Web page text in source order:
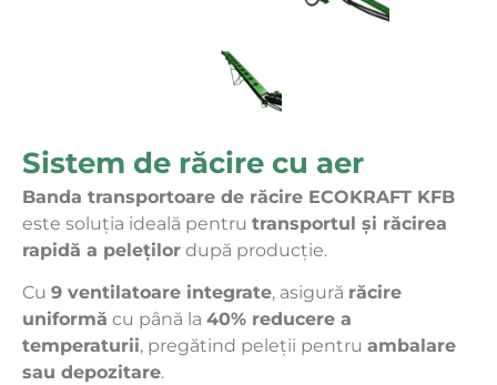
Sistem de răcire cu aer
Banda transportoare de răcire ECOKRAFT KFB
este soluția ideală pentru transportul și răcirea
rapidă a peleților după producție.
Cu 9 ventilatoare integrate, asigură răcire
uniformă cu până la 40% reducere a
temperaturii, pregătind peleții pentru ambalare
sau depozitare.